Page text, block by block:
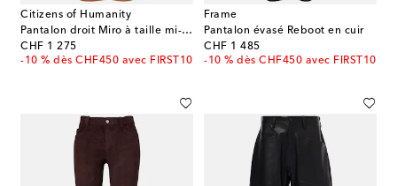
Citizens of Humanity
Pantalon droit Miro à taille mi-haute en daim
CHF 1 275
original price
-10 % dès CHF450 avec FIRST10
Frame
Pantalon évasé Reboot en cuir
CHF 1 485
original price
-10 % dès CHF450 avec FIRST10